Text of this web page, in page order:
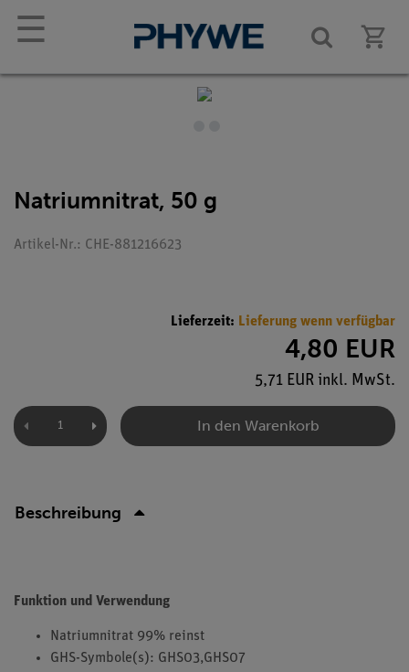
☰
Natriumnitrat, 50 g
Artikel-Nr.: CHE-881216623
Lieferzeit: Lieferung wenn verfügbar
4,80 EUR
5,71 EUR inkl. MwSt.
In den Warenkorb
Beschreibung
Funktion und Verwendung
Natriumnitrat 99% reinst
GHS-Symbole(s): GHS03,GHS07